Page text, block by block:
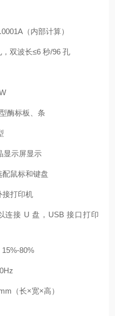
（内部计算）
双波长≤6 秒/96 孔
酶标板、条
显示屏显示
鼠标和键盘
接打印机
连接 U 盘，USB 接口打印
80%
（长×宽×高）